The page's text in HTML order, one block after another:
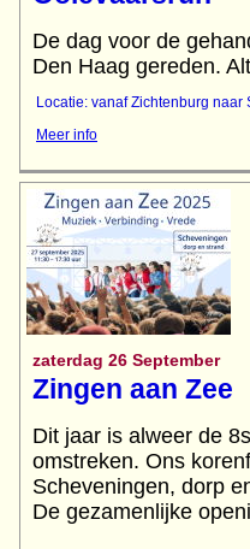
De dag voor de
Locatie: vanaf Zichtenburg
Meer info
zaterdag 26 September
Zingen aan Zee
Dit jaar is alweer de
omstreken. Ons
Scheveningen, dorp
De gezamenlijke